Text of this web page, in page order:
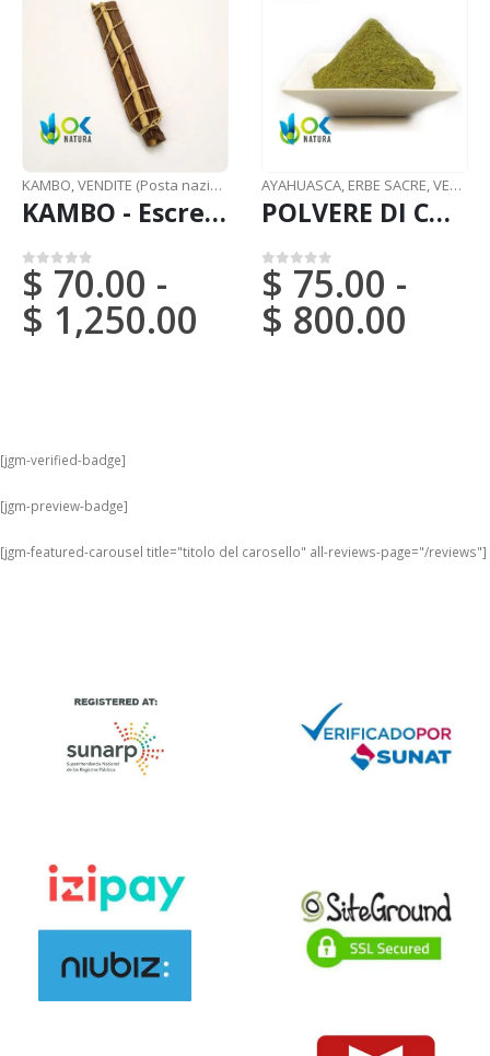
KAMBO,VENDITE (Posta nazionale)
KAMBO - Escrezione / Bastone - ONE SIDE (Phyllomedusa Bicolor) - Tribù Matzes
0su 5
$ 70.00 -
$ 1,250.00
AYAHUASCA, ERBE SACRE,VENDITE (Posta nazionale)
POLVERE DI CHACRUNA / 200gr a 1kg - (Psychotria viridis) - 100% puramente naturale e biologica
0su 5
$ 75.00 -
$ 800.00
[jgm-verified-badge]
[jgm-preview-badge]
[jgm-featured-carousel title="titolo del carosello" all-reviews-page="/reviews"]